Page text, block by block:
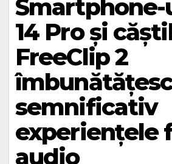
Smartphone-
14 Pro și
FreeClip 2
semnificativ
experiențele
audio